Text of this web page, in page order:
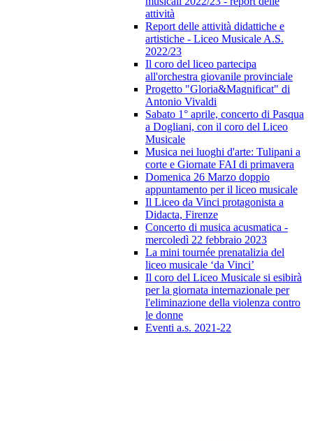
attività
Report delle attività didattiche e
artistiche - Liceo Musicale A.S.
2022/23
Il coro del liceo partecipa
all'orchestra giovanile provinciale
Progetto "Gloria&Magnificat" di
Antonio Vivaldi
Sabato 1° aprile, concerto di Pasqua
a Dogliani, con il coro del Liceo
Musicale
Musica nei luoghi d'arte: Tulipani a
corte e Giornate FAI di primavera
Domenica 26 Marzo doppio
appuntamento per il liceo musicale
Il Liceo da Vinci protagonista a
Didacta, Firenze
Concerto di musica acusmatica -
mercoledì 22 febbraio 2023
La mini tournée prenatalizia del
liceo musicale ‘da Vinci’
Il coro del Liceo Musicale si esibirà
per la giornata internazionale per
l'eliminazione della violenza contro
le donne
Eventi a.s. 2021-22